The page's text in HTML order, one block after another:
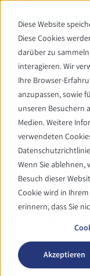
Diese Website
Diese Cookies
darüber zu
interagieren. Wir
Ihre Browser-
anzupassen, sowie
unseren Besuchern
Medien. Weitere
verwendeten
Wenn Sie
Besuch dieser
Cookie wird in
erinnern, dass Sie
Akzeptieren
Neue
Lesezeit: ca.: